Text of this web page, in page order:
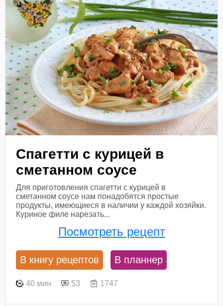
Спагетти с курицей в
сметанном соусе
Для приготовления спагетти с курицей в
сметанном соусе нам понадобятся простые
продукты, имеющиеся в наличии у каждой хозяйки.
Куриное филе нарезать...
Посмотреть рецепт
В книгу рецептов В планнер
40 мин 53 1747